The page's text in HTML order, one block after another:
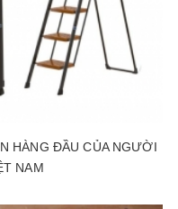
HÀNG ĐẦU CỦA NGƯỜI
NAM